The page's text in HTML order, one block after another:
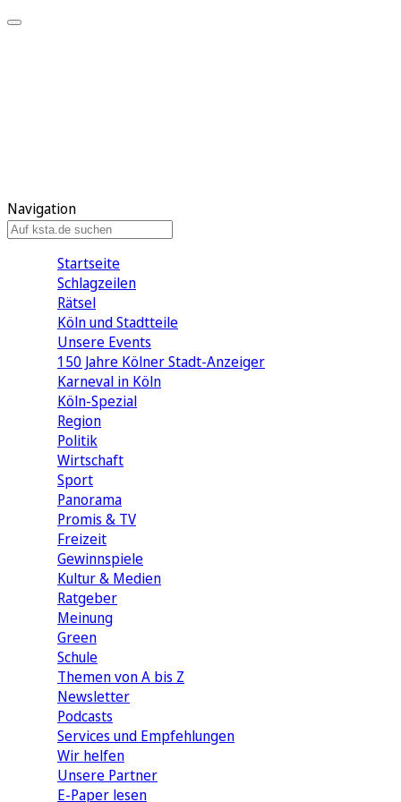
Navigation
Startseite
Schlagzeilen
Rätsel
Köln und Stadtteile
Unsere Events
150 Jahre Kölner Stadt-Anzeiger
Karneval in Köln
Köln-Spezial
Region
Politik
Wirtschaft
Sport
Panorama
Promis & TV
Freizeit
Gewinnspiele
Kultur & Medien
Ratgeber
Meinung
Green
Schule
Themen von A bis Z
Newsletter
Podcasts
Services und Empfehlungen
Wir helfen
Unsere Partner
E-Paper lesen